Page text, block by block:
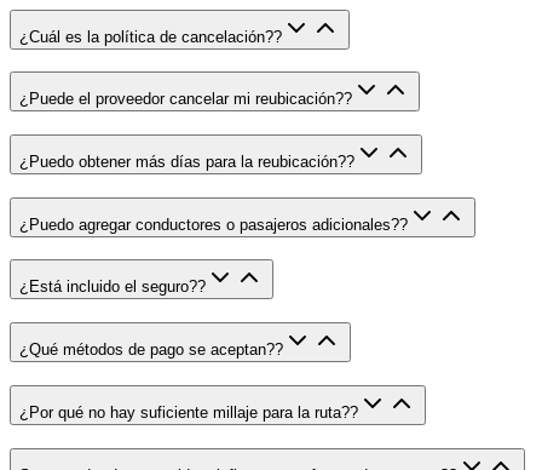
¿Cuál es la política de cancelación??
¿Puede el proveedor cancelar mi reubicación??
¿Puedo obtener más días para la reubicación??
¿Puedo agregar conductores o pasajeros adicionales??
¿Está incluido el seguro??
¿Qué métodos de pago se aceptan??
¿Por qué no hay suficiente millaje para la ruta??